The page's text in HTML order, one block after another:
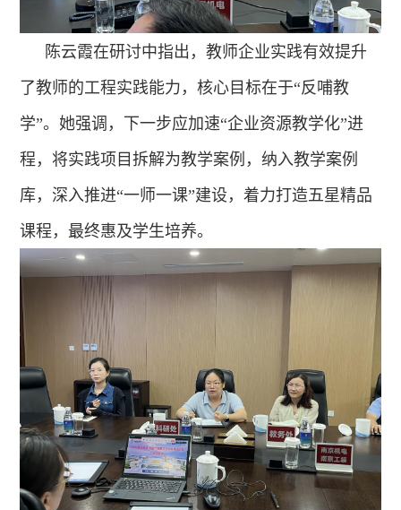
陈云霞在研讨中指出，教师企业实践有效提升
了教师的工程实践能力，核心目标在于“反哺教
学”。她强调，下一步应加速“企业资源教学化”进
程，将实践项目拆解为教学案例，纳入教学案例
库，深入推进“一师一课”建设，着力打造五星精品
课程，最终惠及学生培养。